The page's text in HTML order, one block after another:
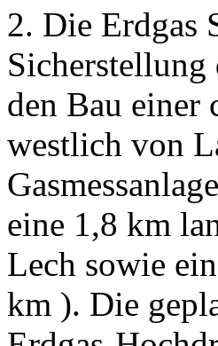
2. Die Erdgas
Sicherstellung
den Bau einer
westlich von
eine 1,8 km
Lech sowie
km ). Die